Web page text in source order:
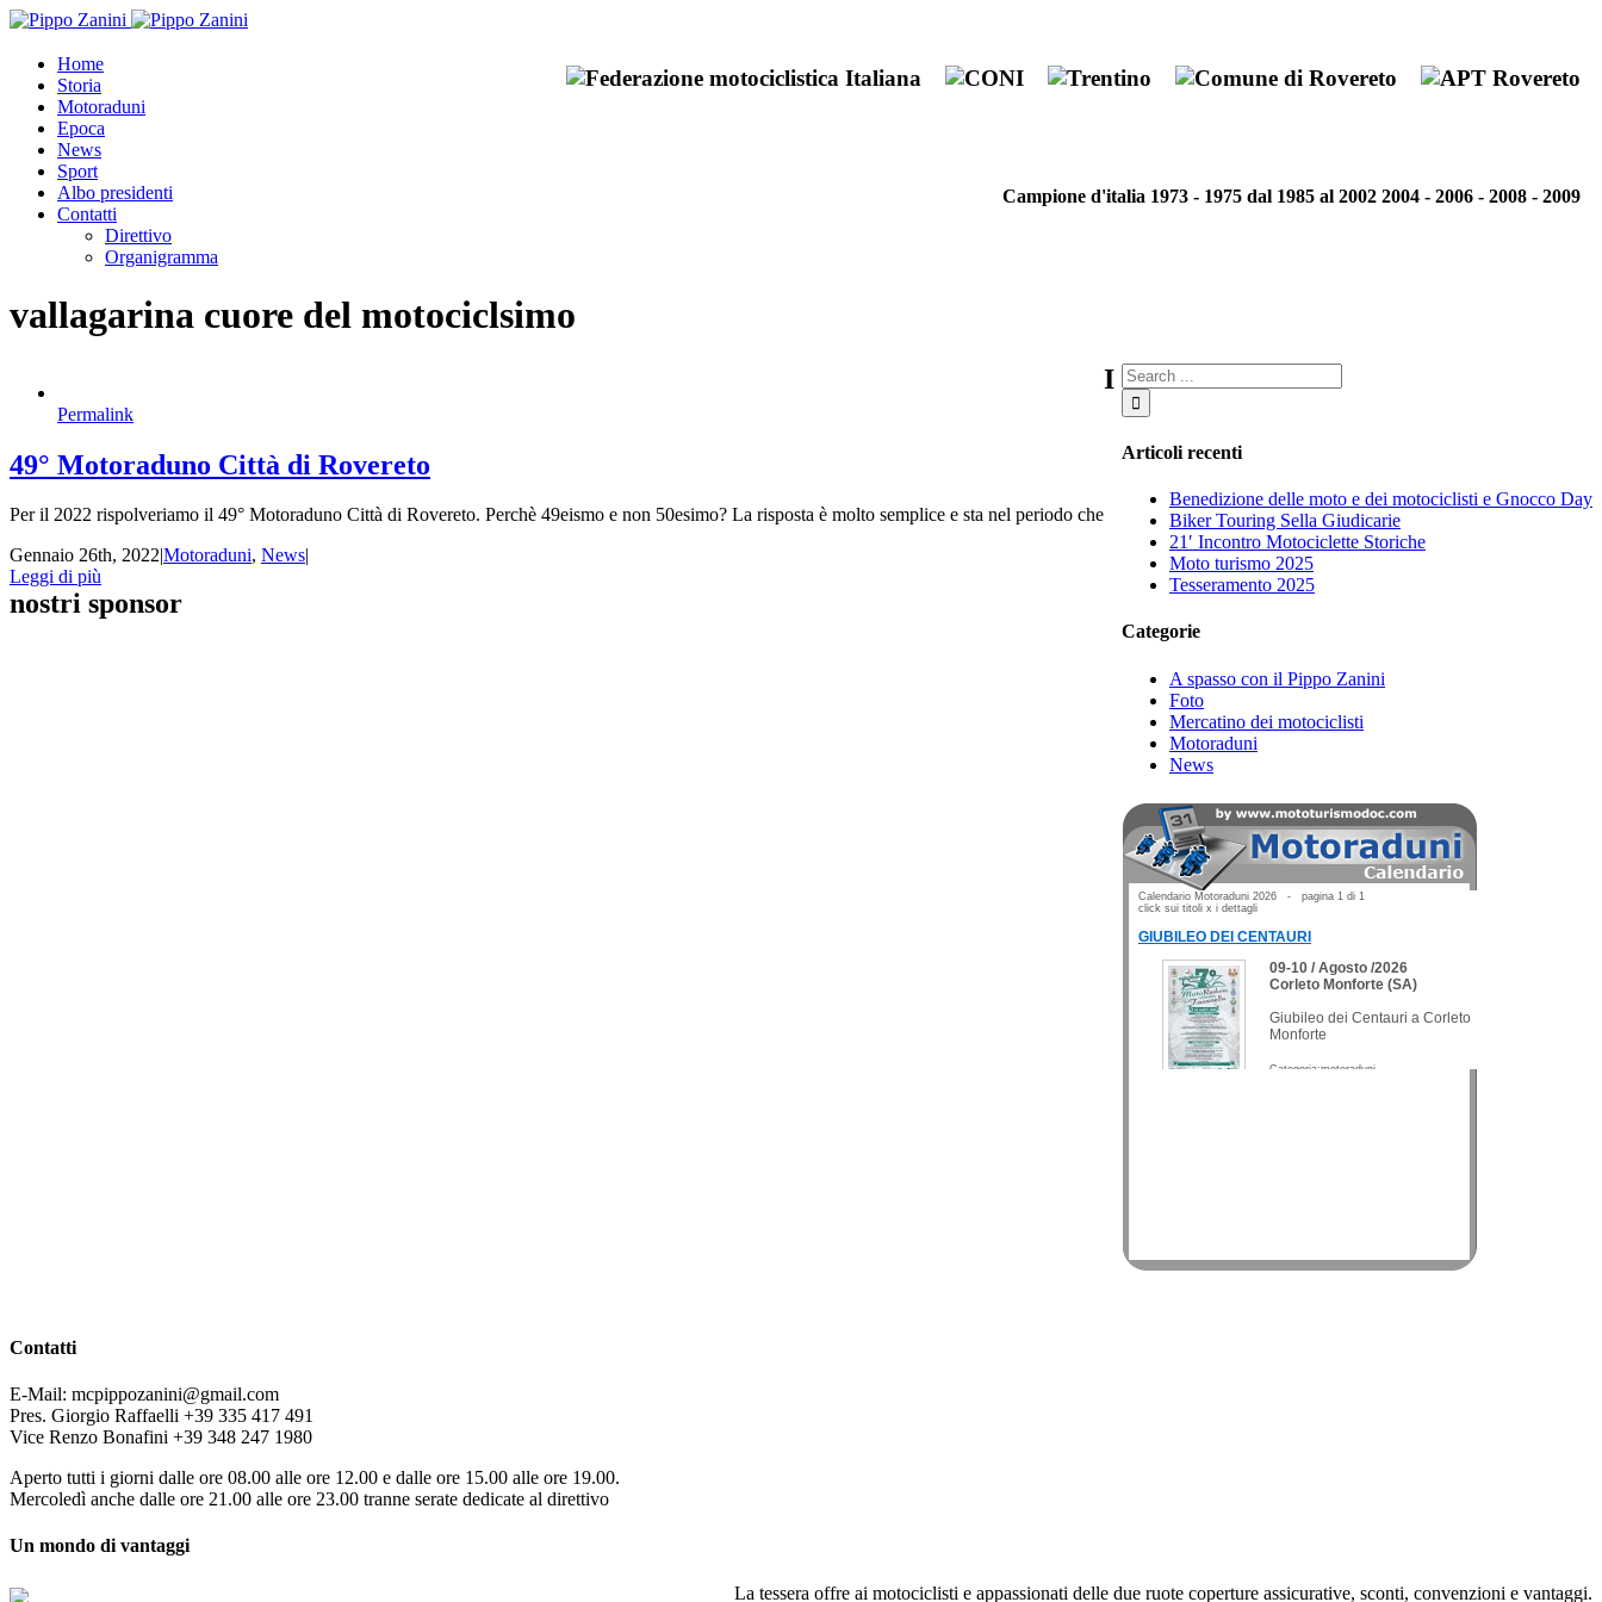
Campione d'italia 1973 - 1975 dal 1985 al 2002 2004 - 2006 - 2008 - 2009
Home
Storia
Motoraduni
Epoca
News
Sport
Albo presidenti
Contatti
Direttivo
Organigramma
vallagarina cuore del motociclsimo
Permalink
49° Motoraduno Città di Rovereto
Per il 2022 rispolveriamo il 49° Motoraduno Città di Rovereto. Perchè 49eismo e non 50esimo? La risposta è molto semplice e sta nel periodo che
Gennaio 26th, 2022|Motoraduni, News|
Leggi di più
Articoli recenti
Benedizione delle moto e dei motociclisti e Gnocco Day
Biker Touring Sella Giudicarie
21′ Incontro Motociclette Storiche
Moto turismo 2025
Tesseramento 2025
Categorie
A spasso con il Pippo Zanini
Foto
Mercatino dei motociclisti
Motoraduni
News
I
nostri sponsor
Contatti
E-Mail: mcpippozanini@gmail.com
Pres. Giorgio Raffaelli +39 335 417 491
Vice Renzo Bonafini +39 348 247 1980
Aperto tutti i giorni dalle ore 08.00 alle ore 12.00 e dalle ore 15.00 alle ore 19.00.
Mercoledì anche dalle ore 21.00 alle ore 23.00 tranne serate dedicate al direttivo
Un mondo di vantaggi
La tessera offre ai motociclisti e appassionati delle due ruote coperture assicurative, sconti, convenzioni e vantaggi.